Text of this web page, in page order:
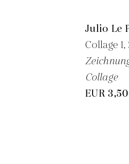
Julio Le
Collage 1,
Collage
EUR